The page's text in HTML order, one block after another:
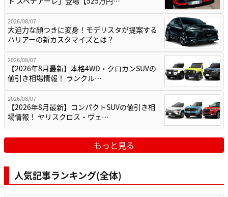
2026/08/07
大迫力な顔つきに変身！モデリスタが提案する
ハリアーの新カスタマイズとは？
2026/08/07
【2026年8月最新】本格4WD・クロカンSUVの
値引き相場情報！ ランクル…
2026/08/07
【2026年8月最新】コンパクトSUVの値引き相
場情報！ ヤリスクロス・ヴェ…
もっと見る
人気記事ランキング(全体)